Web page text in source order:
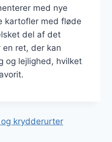
med nye
kartofler med fløde
del af det
en ret, der kan
og lejlighed, hvilket
krydderurter